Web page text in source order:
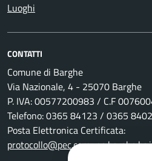
Luoghi
CONTATTI
Comune di Barghe
Via Nazionale, 4 - 25070 Barghe
P. IVA: 00577200983 / C.F
Telefono: 0365 84123 / 0365
Posta Elettronica Certificata: